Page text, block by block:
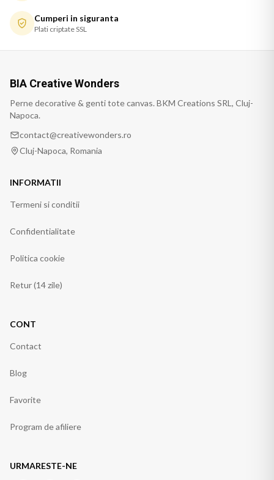
Cumperi in siguranta
Plati criptate SSL
BIA Creative Wonders
Perne decorative & genti tote canvas. BKM Creations SRL, Cluj-
Napoca.
contact@creativewonders.ro
Cluj-Napoca, Romania
INFORMATII
Termeni si conditii
Confidentialitate
Politica cookie
Retur (14 zile)
CONT
Contact
Blog
Favorite
Program de afiliere
URMARESTE-NE